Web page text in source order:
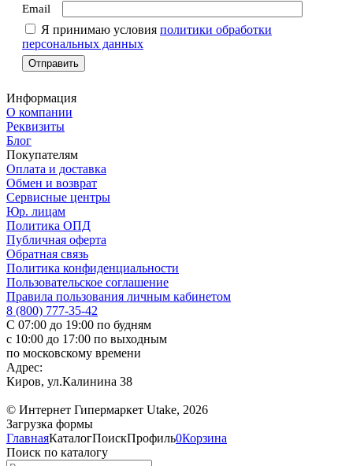
Email
Я принимаю условия политики обработки
персональных данных
Информация
О компании
Реквизиты
Блог
Покупателям
Оплата и доставка
Обмен и возврат
Сервисные центры
Юр. лицам
Политика ОПД
Публичная оферта
Обратная связь
Политика конфиденциальности
Пользовательское соглашение
Правила пользования личным кабинетом
8 (800) 777-35-42
С 07:00 до 19:00 по будням
с 10:00 до 17:00 по выходным
по московскому времени
Адрес:
Киров, ул.Калинина 38
© Интернет Гипермаркет Utake, 2026
Загрузка формы
ГлавнаяКаталогПоискПрофиль0Корзина
Поиск по каталогу